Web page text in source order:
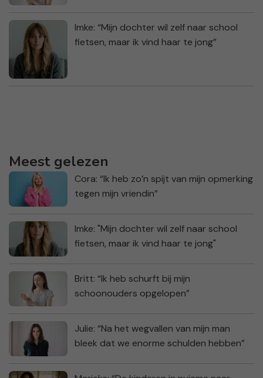
Imke: “Mijn dochter wil zelf naar school
fietsen, maar ik vind haar te jong”
Meest gelezen
Cora: “Ik heb zo’n spijt van mijn opmerking
tegen mijn vriendin”
Imke: "Mijn dochter wil zelf naar school
fietsen, maar ik vind haar te jong"
Britt: “Ik heb schurft bij mijn
schoonouders opgelopen”
Julie: “Na het wegvallen van mijn man
bleek dat we enorme schulden hebben”